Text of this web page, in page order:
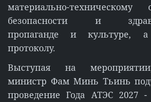
материально-техническому
безопасности и
пропаганде и культуре,
протоколу.
Выступая на
министр Фам Минь Тьинь
проведение Года АТЭС 2027 -